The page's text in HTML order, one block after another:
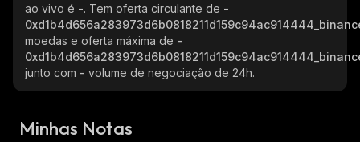
ao vivo é -. Tem oferta circulante de -
moedas e oferta máxima de -
junto com - volume de negociação de 24h.
Minhas Notas